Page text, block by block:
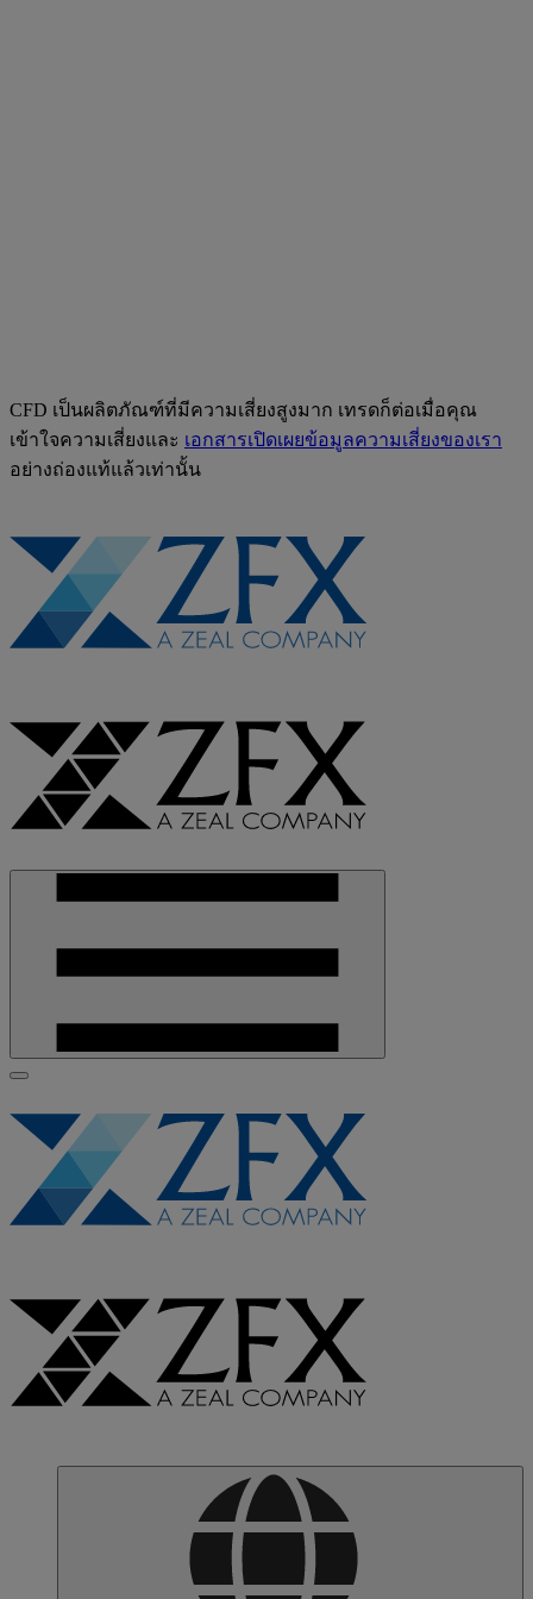
CFD เป็นผลิตภัณฑ์ที่มีความเสี่ยงสูงมาก เทรดก็ต่อเมื่อคุณ
เข้าใจความเสี่ยงและ เอกสารเปิดเผยข้อมูลความเสี่ยงของเรา
อย่างถ่องแท้แล้วเท่านั้น